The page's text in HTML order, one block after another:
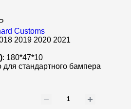
Customs
2019 2020 2021
: 180*47*10
для стандартного бампера